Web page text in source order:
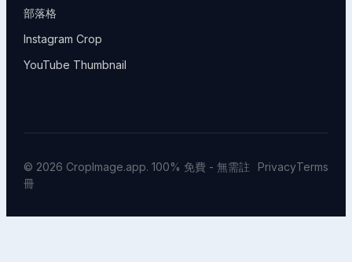
部落格
Instagram Crop
YouTube Thumbnail
© 2026 CropImage.app. 100% 免費 - 無需註
冊
PrivacyTerms